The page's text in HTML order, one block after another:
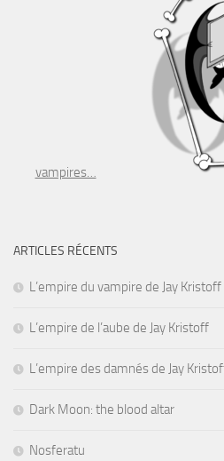
vampires…
ARTICLES RÉCENTS
L’empire du vampire de Jay Kristoff
L’empire de l’aube de Jay Kristoff
L’empire des damnés de Jay
Dark Moon: the blood altar
Nosferatu